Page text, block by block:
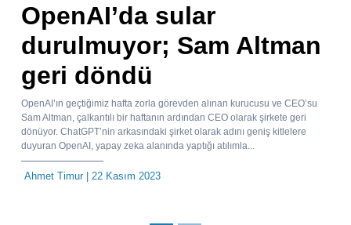
OpenAI’da sular
durulmuyor; Sam Altman
geri döndü
OpenAI’ın geçtiğimiz hafta zorla görevden alınan kurucusu ve CEO’su
Sam Altman, çalkantılı bir haftanın ardından CEO olarak şirkete geri
dönüyor. ChatGPT’nin arkasındaki şirket olarak adını geniş kitlelere
duyuran OpenAI, yapay zeka alanında yaptığı atılımla...
Ahmet Timur| 22 Kasım 2023